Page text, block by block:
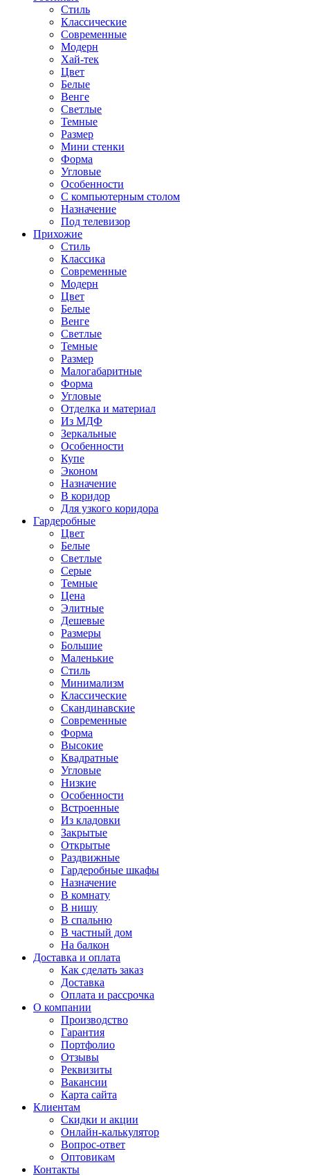
Стиль
Классические
Современные
Модерн
Хай-тек
Цвет
Белые
Венге
Светлые
Темные
Размер
Мини стенки
Форма
Угловые
Особенности
С компьютерным столом
Назначение
Под телевизор
Прихожие
Стиль
Классика
Современные
Модерн
Цвет
Белые
Венге
Светлые
Темные
Размер
Малогабаритные
Форма
Угловые
Отделка и материал
Из МДФ
Зеркальные
Особенности
Купе
Эконом
Назначение
В коридор
Для узкого коридора
Гардеробные
Цвет
Белые
Светлые
Серые
Темные
Цена
Элитные
Дешевые
Размеры
Большие
Маленькие
Стиль
Минимализм
Классические
Скандинавские
Современные
Форма
Высокие
Квадратные
Угловые
Низкие
Особенности
Встроенные
Из кладовки
Закрытые
Открытые
Раздвижные
Гардеробные шкафы
Назначение
В комнату
В нишу
В спальню
В частный дом
На балкон
Доставка и оплата
Как сделать заказ
Доставка
Оплата и рассрочка
О компании
Производство
Гарантия
Портфолио
Отзывы
Реквизиты
Вакансии
Карта сайта
Клиентам
Скидки и акции
Онлайн-калькулятор
Вопрос-ответ
Оптовикам
Контакты